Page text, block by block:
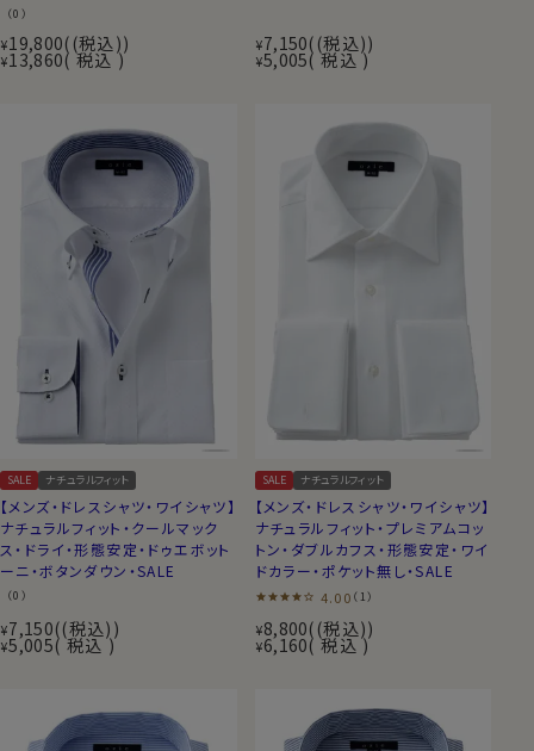
（0）
¥19,800 (税込)
¥13,860 税込
¥7,150 (税込)
¥5,005 税込
SALE ナチュラルフィット
【メンズ・ドレスシャツ・ワイシャツ】
ナチュラルフィット・クールマック
ス・ドライ・形態安定・ドゥエボット
ーニ・ボタンダウン・SALE
（0）
¥7,150 (税込)
¥5,005 税込
SALE ナチュラルフィット
【メンズ・ドレスシャツ・ワイシャツ】
ナチュラルフィット・プレミアムコッ
トン・ダブルカフス・形態安定・ワイ
ドカラー・ポケット無し・SALE
4.00 （1）
¥8,800 (税込)
¥6,160 税込